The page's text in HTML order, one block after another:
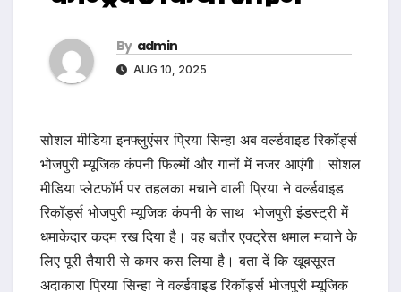
By admin
AUG 10, 2025
सोशल मीडिया इनफ्लुएंसर प्रिया सिन्हा अब वर्ल्डवाइड रिकॉर्ड्स
भोजपुरी म्यूजिक कंपनी फिल्मों और गानों में नजर आएंगी। सोशल
मीडिया प्लेटफॉर्म पर तहलका मचाने वाली प्रिया ने वर्ल्डवाइड
रिकॉर्ड्स भोजपुरी म्यूजिक कंपनी के साथ भोजपुरी इंडस्ट्री में
धमाकेदार कदम रख दिया है। वह बतौर एक्ट्रेस धमाल मचाने के
लिए पूरी तैयारी से कमर कस लिया है। बता दें कि खूबसूरत
अदाकारा प्रिया सिन्हा ने वर्ल्डवाइड रिकॉर्ड्स भोजपुरी म्यूजिक